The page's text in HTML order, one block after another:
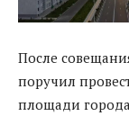
После
поручил
площади